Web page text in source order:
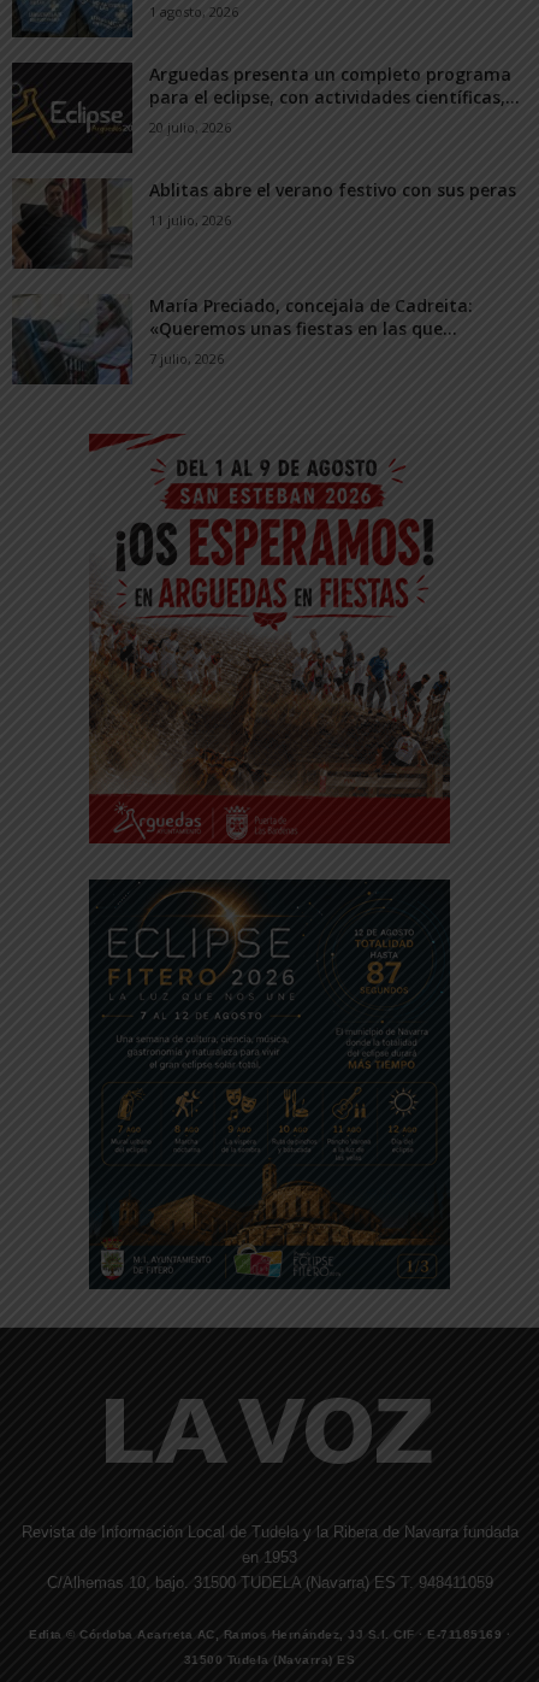
1 agosto, 2026
Arguedas presenta un completo programa
para el eclipse, con actividades científicas,...
20 julio, 2026
Ablitas abre el verano festivo con sus peras
11 julio, 2026
María Preciado, concejala de Cadreita:
«Queremos unas fiestas en las que...
7 julio, 2026
Revista de Información Local de Tudela y la Ribera de Navarra fundada
en 1953
C/Alhemas 10, bajo. 31500 TUDELA (Navarra) ES T. 948411059
Edita © Córdoba Acarreta AC, Ramos Hernández, JJ S.I. CIF · E-71185169 ·
31500 Tudela (Navarra) ES